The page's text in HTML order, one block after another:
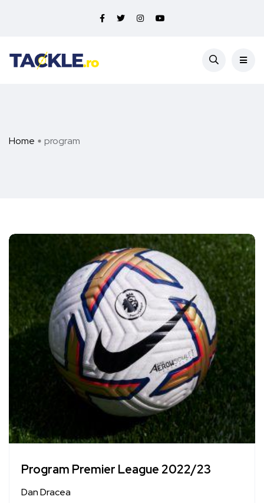
Home program
Program Premier League 2022/23
Dan Dracea